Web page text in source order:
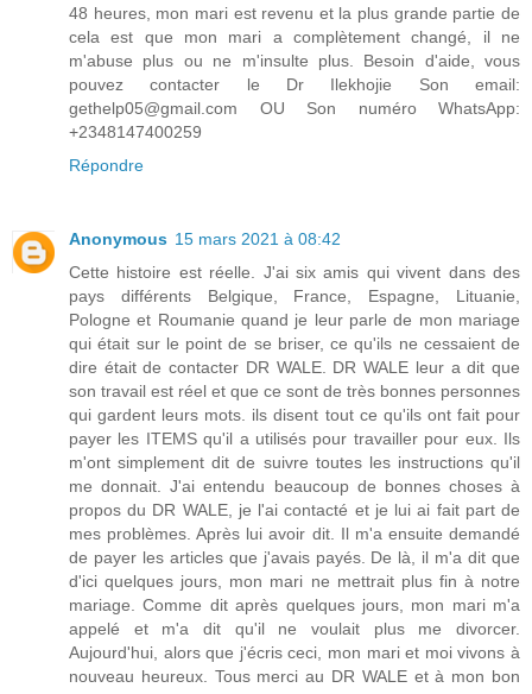
48 heures, mon mari est revenu et la plus grande partie de
cela est que mon mari a complètement changé, il ne
m'abuse plus ou ne m'insulte plus. Besoin d'aide, vous
pouvez contacter le Dr Ilekhojie Son email:
gethelp05@gmail.com OU Son numéro WhatsApp:
+2348147400259
Répondre
Anonymous 15 mars 2021 à 08:42
Cette histoire est réelle. J'ai six amis qui vivent dans des
pays différents Belgique, France, Espagne, Lituanie,
Pologne et Roumanie quand je leur parle de mon mariage
qui était sur le point de se briser, ce qu'ils ne cessaient de
dire était de contacter DR WALE. DR WALE leur a dit que
son travail est réel et que ce sont de très bonnes personnes
qui gardent leurs mots. ils disent tout ce qu'ils ont fait pour
payer les ITEMS qu'il a utilisés pour travailler pour eux. Ils
m'ont simplement dit de suivre toutes les instructions qu'il
me donnait. J'ai entendu beaucoup de bonnes choses à
propos du DR WALE, je l'ai contacté et je lui ai fait part de
mes problèmes. Après lui avoir dit. Il m'a ensuite demandé
de payer les articles que j'avais payés. De là, il m'a dit que
d'ici quelques jours, mon mari ne mettrait plus fin à notre
mariage. Comme dit après quelques jours, mon mari m'a
appelé et m'a dit qu'il ne voulait plus me divorcer.
Aujourd'hui, alors que j'écris ceci, mon mari et moi vivons à
nouveau heureux. Tous merci au DR WALE et à mon bon